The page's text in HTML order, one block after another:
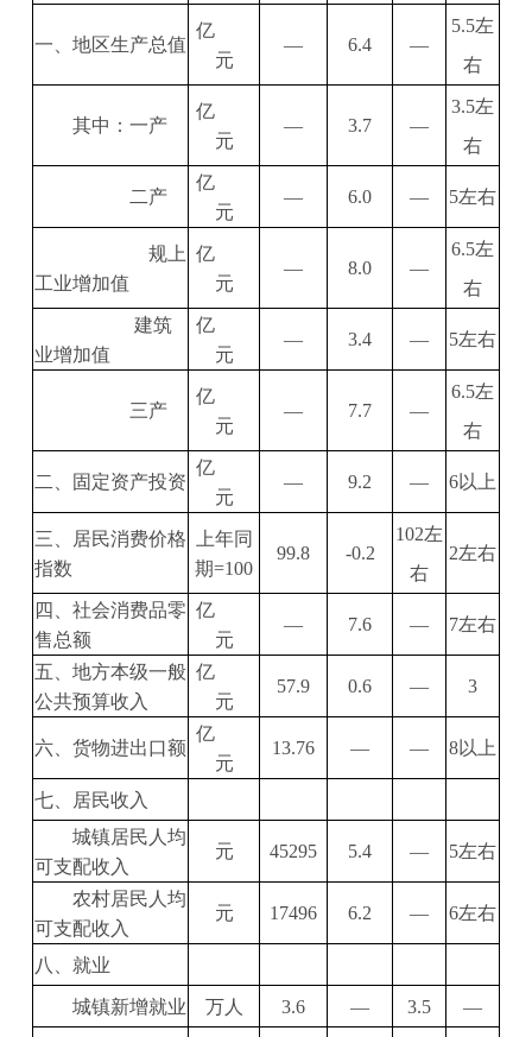
一、地区生产总值
亿
元
— 6.4 —
5.5左
右
其中：一产
亿
元
— 3.7 —
3.5左
右
二产
亿
元
— 6.0 — 5左右
规上
工业增加值
亿
元
— 8.0 —
6.5左
右
建筑
业增加值
亿
元
— 3.4 — 5左右
三产
亿
元
— 7.7 —
6.5左
右
二、固定资产投资
亿
元
— 9.2 — 6以上
三、居民消费价格
指数
上年同
期=100
99.8 -0.2
102左
右
2左右
四、社会消费品零
售总额
亿
元
— 7.6 — 7左右
五、地方本级一般
公共预算收入
亿
元
57.9 0.6 — 3
六、货物进出口额
亿
元
13.76 — — 8以上
七、居民收入
城镇居民人均
可支配收入
元 45295 5.4 — 5左右
农村居民人均
可支配收入
元 17496 6.2 — 6左右
八、就业
城镇新增就业 万人 3.6 — 3.5 —